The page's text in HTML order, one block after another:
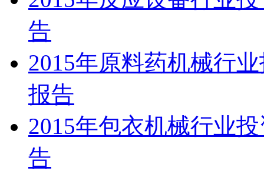
告
2015年原料药机械行
报告
2015年包衣机械行业
告